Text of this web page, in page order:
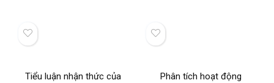
Tiểu luận nhận thức của
Phân tích hoạt động